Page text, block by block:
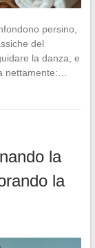
persino,
del
la danza, e
nettamente:…
la
la